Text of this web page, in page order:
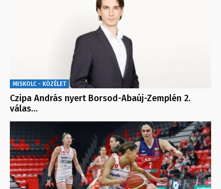
MISKOLC - KÖZÉLET
Czipa András nyert Borsod-Abaúj-Zemplén 2.
válas…